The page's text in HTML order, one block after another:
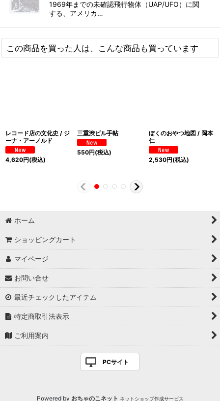
1969年までの未確認飛行物体（UAP/UFO）に関
する、アメリカ…
この商品を買った人は、こんな商品も買っています
レコード店の文化史 / ジ
ーナ・アーノルド
4,620円(税込)
三重渋ビル手帖
550円(税込)
ぼくのおやつ地図 / 岡本
仁
2,530円(税込)
ホーム
ショッピングカート
マイページ
お問い合せ
最近チェックしたアイテム
特定商取引法表示
ご利用案内
PCサイト
Powered by おちゃのこネット ネットショップ作成サービス